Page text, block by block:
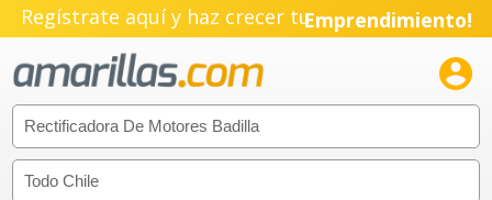
Regístrate aquí y haz crecer tuEmprendimiento!
